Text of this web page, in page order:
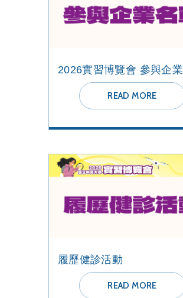
2026實習博覽會 參與企業
READ MORE
履歷健診活動
READ MORE